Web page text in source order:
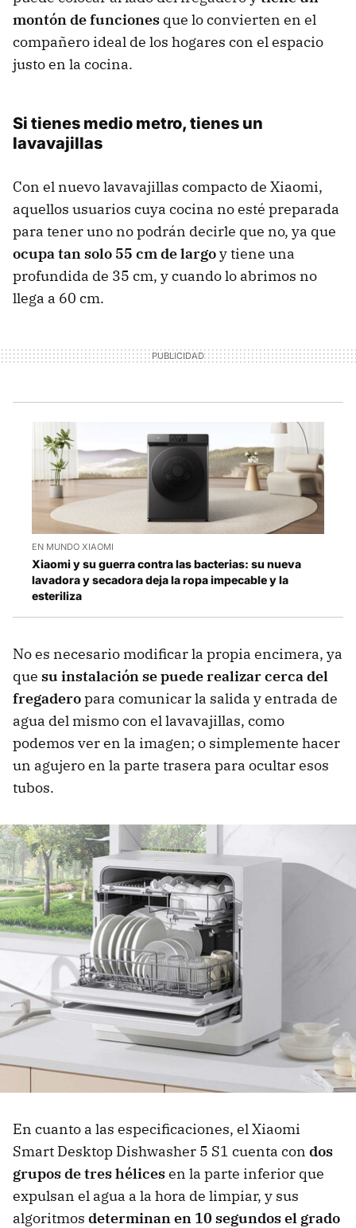
montón de funciones que lo convierten en el
compañero ideal de los hogares con el espacio
justo en la cocina.
Si tienes medio metro, tienes un
lavavajillas
Con el nuevo lavavajillas compacto de Xiaomi,
aquellos usuarios cuya cocina no esté preparada
para tener uno no podrán decirle que no, ya que
ocupa tan solo 55 cm de largoy tiene una
profundida de 35 cm, y cuando lo abrimos no
llega a 60 cm.
EN MUNDO XIAOMI
Xiaomi y su guerra contra las bacterias: su nueva
lavadora y secadora deja la ropa impecable y la
esteriliza
No es necesario modificar la propia encimera, ya
que su instalación se puede realizar cerca del
fregaderopara comunicar la salida y entrada de
agua del mismo con el lavavajillas, como
podemos ver en la imagen; o simplemente hacer
un agujero en la parte trasera para ocultar esos
tubos.
En cuanto a las especificaciones, el Xiaomi
Smart Desktop Dishwasher 5 S1 cuenta con dos
grupos de tres hélicesen la parte inferior que
expulsan el agua a la hora de limpiar, y sus
algoritmos determinan en 10 segundos el grado